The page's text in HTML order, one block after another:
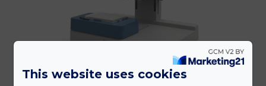
This website uses cookies